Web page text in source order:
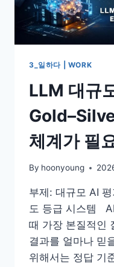
3_일하다 | WORK
LLM 대규
체계가 필
By hoonyoung
부제: 대규모 AI
도 등급 시스템
때 가장 본질적인
결과를 얼마나 믿
위해서는 정답 기